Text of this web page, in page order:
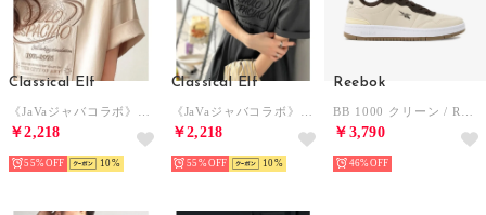
Classical Elf
￥2,218
55% 10
Classical Elf
￥2,218
55% 10
Reebok
￥3,790
46%